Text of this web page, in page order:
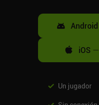
Android
iOS —
Un jugador